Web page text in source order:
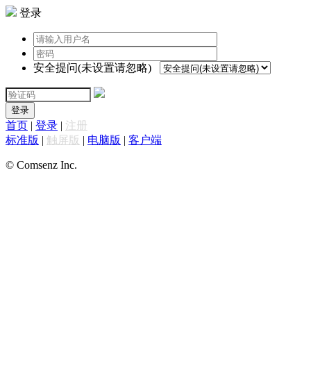
登录
安全提问(未设置请忽略)
登录
首页 | 登录 | 注册
标准版 | 触屏版 | 电脑版 | 客户端
© Comsenz Inc.